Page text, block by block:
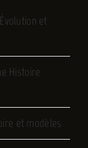
et
Histoire
et modèles